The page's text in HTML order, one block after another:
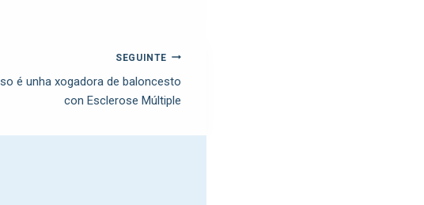
SEGUINTE
é unha xogadora de baloncesto
con Esclerose Múltiple